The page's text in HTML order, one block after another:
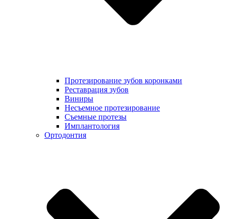
Протезирование зубов коронками
Реставрация зубов
Виниры
Несъемное протезирование
Съемные протезы
Имплантология
Ортодонтия